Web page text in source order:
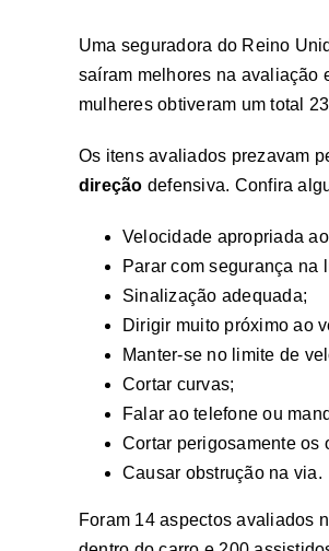
Uma seguradora do Reino
saíram melhores na avaliação
mulheres obtiveram um total
Os itens avaliados prezavam
direção defensiva. Confira
Velocidade apropriada
Parar com segurança na
Sinalização adequada;
Dirigir muito próximo ao
Manter-se no limite de
Cortar curvas;
Falar ao telefone ou
Cortar perigosamente os
Causar obstrução na via.
Foram 14 aspectos avaliados